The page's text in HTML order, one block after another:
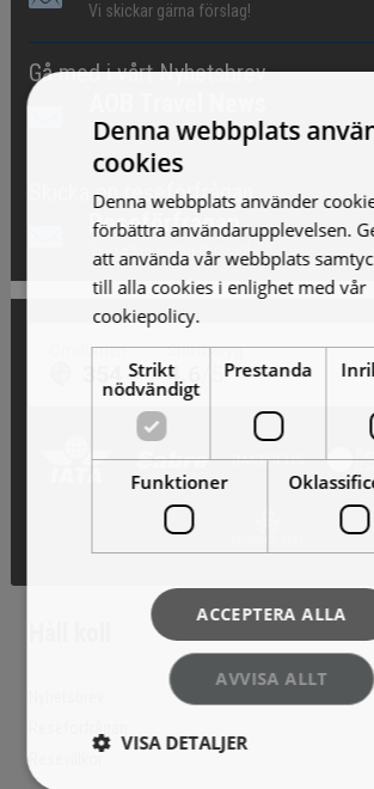
Vi skickar gärna förslag!
Gå med i vårt Nyhetsbrev
Erbjudande och nyheter!
Skicka en reseförfrågan
Reseförfrågan
Vi skickar gärna förslag!
Resevillkor
Denna webbplats
cookies
Denna webbplats använder
förbättra användarupplevelsen.
att använda vår webbplats
till alla cookies i enlighet med vår
cookiepolicy.
Strikt
nödvändigt
Prestanda
Funktioner
ACCEPTERA ALLA
AVVISA ALLT
VISA DETALJER